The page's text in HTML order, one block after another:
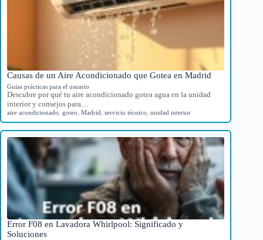
Causas de un Aire Acondicionado que Gotea en Madrid
Guías prácticas para el usuario
Descubre por qué tu aire acondicionado gotea agua en la unidad
interior y consejos para…
aire acondicionado goteo Madrid servicio técnico unidad interior
Error F08 en Lavadora Whirlpool: Significado y
Soluciones